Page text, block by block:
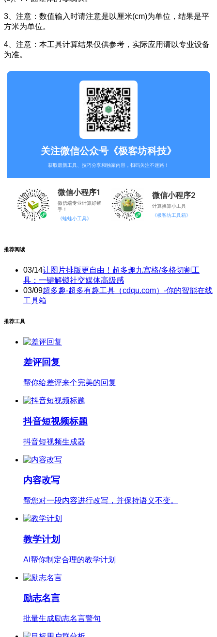
3、注意：数值输入时请注意是以厘米(cm)为单位，结果是平
方米为单位。
4、注意：本工具计算结果仅供参考，实际应用请以专业设备
为准。
关注微信公众号《极客坊科技》
获取最新工具、技巧分享和独家内容，扫码关注不迷路！
微信小程序1
微信端专业计算好帮
手！
《蛙蛙小工具》
微信小程序2
计算换算小工具
《极客坊工具箱》
推荐阅读
03/14让图片排版更自由！超多趣九宫格/多格切割工
具：一键解锁社交媒体高级感
03/09超多趣-超多有趣工具（cdqu.com）-你的智能在线
工具箱
推荐工具
差评回复
帮你给差评来个完美的回复
抖音短视频标题
抖音短视频生成器
内容改写
帮您对一段内容进行改写，并保持语义不变。
教学计划
AI帮你制定合理的教学计划
励志名言
批量生成励志名言警句